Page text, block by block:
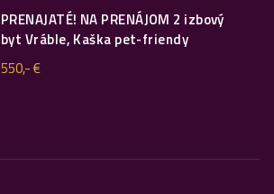
PRENAJATÉ! NA PRENÁJOM 2 izbový
byt Vráble, Kaška pet-friendy
550,- €